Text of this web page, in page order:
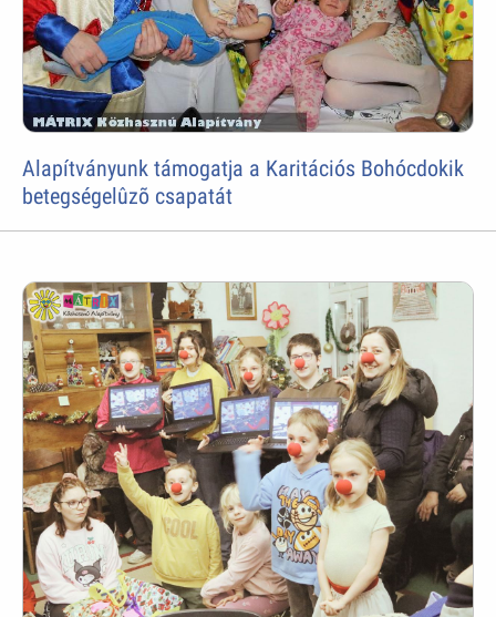
Alapítványunk támogatja a Karitációs Bohócdokik
betegségelûzõ csapatát